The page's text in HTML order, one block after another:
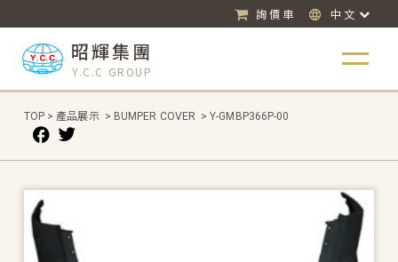
詢價車 中文
昭輝集團
Y.C.C GROUP
TOP > 產品展示 > BUMPER COVER > Y-GMBP366P-00